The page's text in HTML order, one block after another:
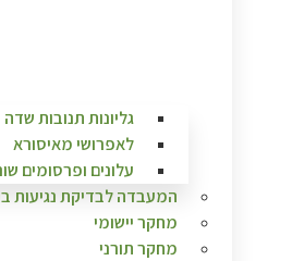
גליונות תנובות שדה
לאפרושי מאיסורא
עלונים ופרסומים שונים
המעבדה לבדיקת נגיעות במזון
מחקר יישומי
מחקר תורני